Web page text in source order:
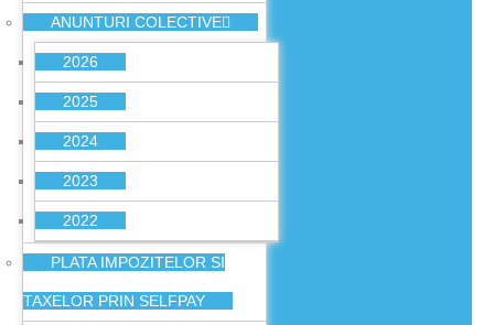
ANUNTURI COLECTIVE
2026
2025
2024
2023
2022
PLATA IMPOZITELOR SI
TAXELOR PRIN SELFPAY